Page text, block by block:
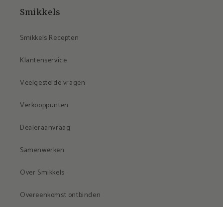
Smikkels
Smikkels Recepten
Klantenservice
Veelgestelde vragen
Verkooppunten
Dealeraanvraag
Samenwerken
Over Smikkels
Overeenkomst ontbinden